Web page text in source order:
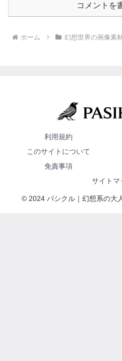
コメントを
ホーム 幻想世界の画像素
利用規約
このサイトについて
免責事項
サイトマ
© 2024 パシクル｜幻想系の大